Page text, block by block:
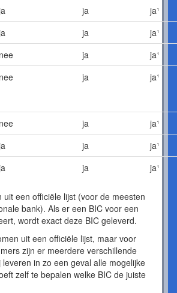
ja
ja¹
ja
ja¹
nee ja
ja¹
nee ja ja¹
nee ja
ja¹
ja
ja¹
ja ja¹
uit een officiële lijst (voor de meesten
bank). Als er een BIC voor een
wordt exact deze BIC geleverd.
uit een officiële lijst, maar voor
zijn er meerdere verschillende
leveren in zo een geval alle mogelijke
zelf te bepalen welke BIC de juiste